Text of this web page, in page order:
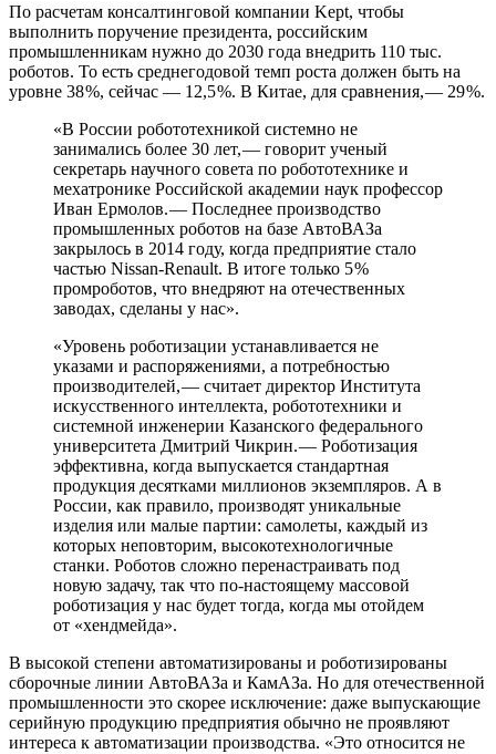
По расчетам консалтинговой компании Kept, чтобы
выполнить поручение президента, российским
промышленникам нужно до 2030 года внедрить 110 тыс.
роботов. То есть среднегодовой темп роста должен быть на
уровне 38 %, сейчас — 12,5 %. В Китае, для сравнения, — ​29 %.
«В России робототехникой системно не
занимались более 30 лет, — ​говорит ученый
секретарь научного совета по робототехнике и
мехатронике Российской академии наук профессор
Иван Ермолов. — ​Последнее производство
промышленных роботов на базе АвтоВАЗа
закрылось в 2014 году, когда предприятие стало
частью Nissan­-Renault. В итоге только 5 %
промроботов, что внедряют на отечественных
заводах, сделаны у нас».
«Уровень роботизации устанавливается не
указами и распоряжениями, а потребностью
производителей, — ​считает директор Института
искусственного интеллекта, робототехники и
системной инженерии Казанского федерального
университета Дмитрий Чикрин. — ​Роботизация
эффективна, когда выпускается стандартная
продукция десятками миллионов экземпляров. А в
России, как правило, производят уникальные
изделия или малые партии: самолеты, каждый из
которых неповторим, высокотехнологичные
станки. Роботов сложно перенастраивать под
новую задачу, так что по-настоящему массовой
роботизация у нас будет тогда, когда мы отойдем
от «хендмейда».
В высокой степени автоматизированы и роботизированы
сборочные линии АвтоВАЗа и КамАЗа. Но для отечественной
промышленности это скорее исключение: даже выпускающие
серийную продукцию предприятия обычно не проявляют
интереса к автоматизации производства. «Это относится не